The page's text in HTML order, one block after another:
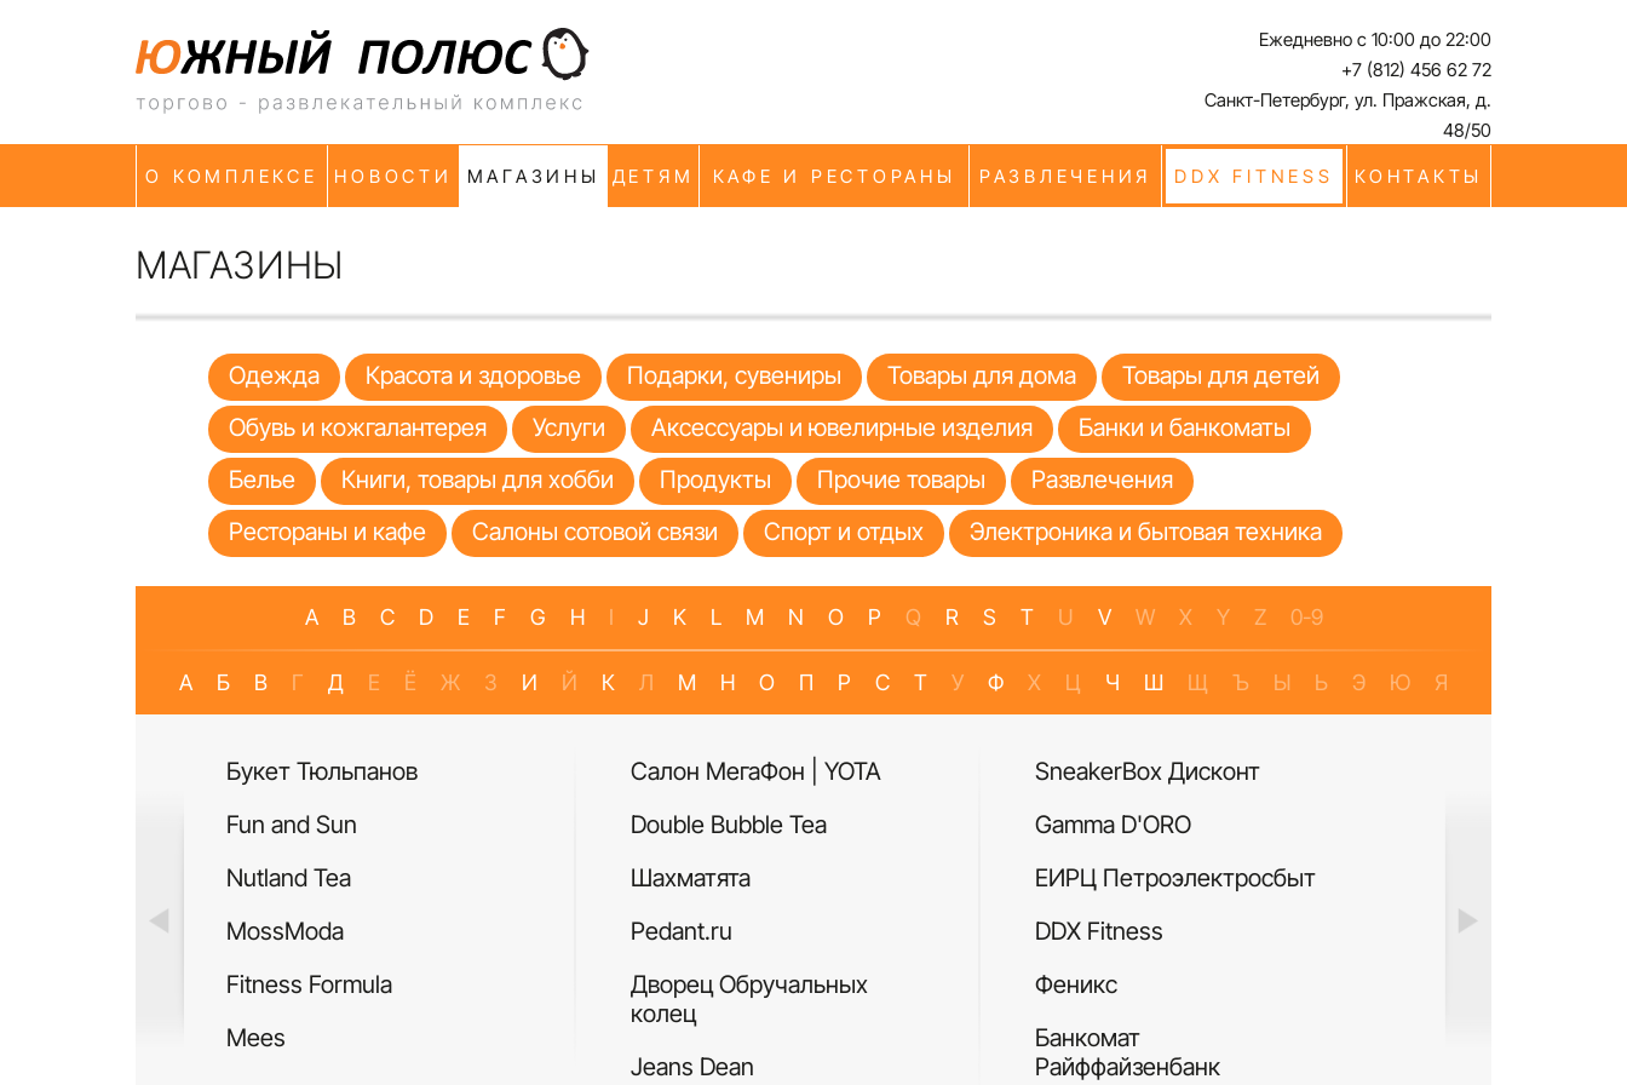
Ежедневно с 10:00 до 22:00
+7 (812) 456 62 72
Санкт-Петербург, ул. Пражская, д.
48/50
О КОМПЛЕКСЕ
НОВОСТИ МАГАЗИНЫ ДЕТЯМ КАФЕ И РЕСТОРАНЫ РАЗВЛЕЧЕНИЯ DDX FITNESS КОНТАКТЫ
МАГАЗИНЫ
Одежда Красота и здоровье Подарки, сувениры Товары для дома
Товары для детей
Обувь и кожгалантерея
Услуги Аксессуары и ювелирные изделия
Банки и банкоматы
Белье
Книги, товары для хобби Продукты Прочие товары
Развлечения
Рестораны и кафе
Салоны сотовой связи Спорт и отдых Электроника и бытовая техника
A B C D E F G H I J K L M N O P Q R S T U V W X Y Z 0-9
А Б В Г Д Е Ё Ж З И Й К Л М Н О П Р С Т У Ф Х Ц Ч Ш Щ Ъ Ы Ь Э Ю Я
Букет Тюльпанов
Fun and Sun
Nutland Tea
MossModa
Fitness Formula
Mees
Салон МегаФон | YOTA
Double Bubble Tea
Шахматята
Pedant.ru
Дворец Обручальных
колец
Jeans Dean
SneakerBox Дисконт
Gamma D'ORO
ЕИРЦ Петроэлектросбыт
DDX Fitness
Феникс
Банкомат
Райффайзенбанк
Си Виф